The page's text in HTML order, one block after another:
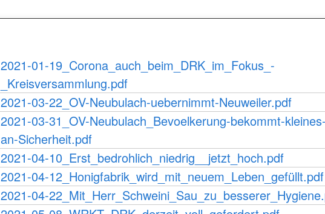
2021-01-19_Corona_auch_beim_DRK_im_Fokus_-
_Kreisversammlung.pdf
2021-03-22_OV-Neubulach-uebernimmt-Neuweiler.pdf
2021-03-31_OV-Neubulach_Bevoelkerung-bekommt-
an-Sicherheit.pdf
2021-04-10_Erst_bedrohlich_niedrig__jetzt_hoch.pdf
2021-04-12_Honigfabrik_wird_mit_neuem_Leben_gefüllt.pdf
2021-04-